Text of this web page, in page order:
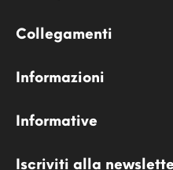
Collegamenti
Informazioni
Informative
Iscriviti alla